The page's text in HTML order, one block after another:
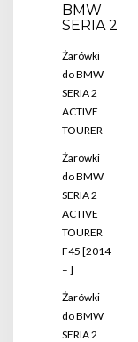
BMW
SERIA 2
Żarówki
do BMW
SERIA 2
ACTIVE
TOURER
Żarówki
do BMW
SERIA 2
ACTIVE
TOURER
F45 [2014
– ]
Żarówki
do BMW
SERIA 2